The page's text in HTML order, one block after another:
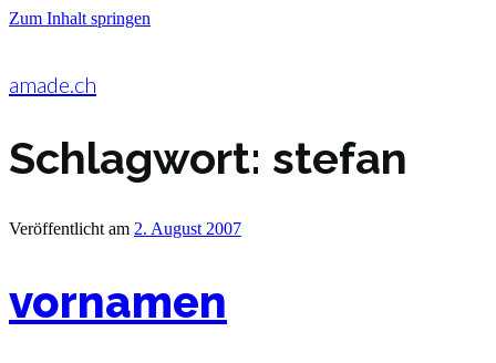
Zum Inhalt springen
amade.ch
Schlagwort: stefan
Veröffentlicht am 2. August 2007
vornamen